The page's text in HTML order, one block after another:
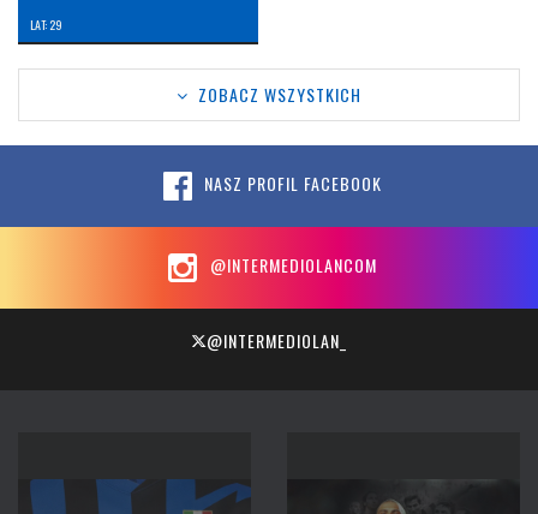
LAT: 29
ZOBACZ WSZYSTKICH
NASZ PROFIL FACEBOOK
@INTERMEDIOLANCOM
@INTERMEDIOLAN_